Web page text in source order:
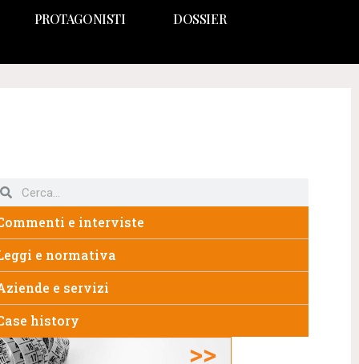
PROTAGONISTI DOSSIER
e interviste
e normativa
e servizi
history